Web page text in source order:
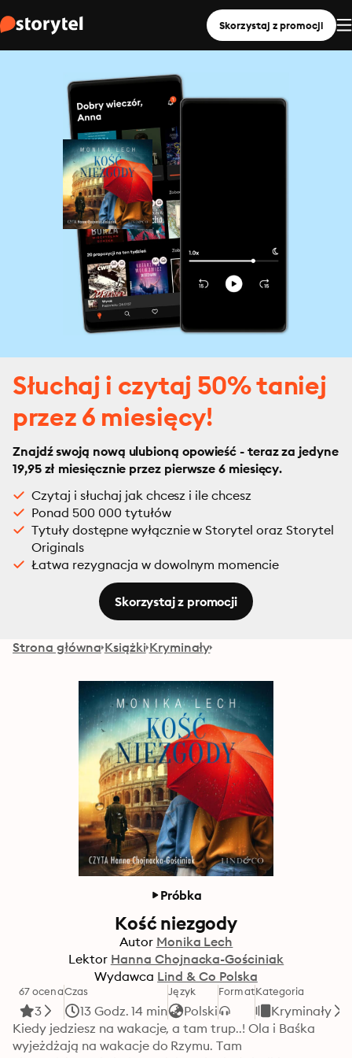
Skorzystaj z promocji
Słuchaj i czytaj 50% taniej
przez 6 miesięcy!
Znajdź swoją nową ulubioną opowieść - teraz za jedyne
19,95 zł miesięcznie przez pierwsze 6 miesięcy.
Czytaj i słuchaj jak chcesz i ile chcesz
Ponad 500 000 tytułów
Tytuły dostępne wyłącznie w Storytel oraz Storytel
Originals
Łatwa rezygnacja w dowolnym momencie
Skorzystaj z promocji
Strona główna Książki Kryminały
Próbka
Kość niezgody
Autor Monika Lech
Lektor Hanna Chojnacka-Gościniak
Wydawca Lind & Co Polska
67 ocena
3
Czas
13 Godz. 14 min
Język
Polski
FormatKategoria
Kryminały
Kiedy jedziesz na wakacje, a tam trup..! Ola i Baśka
wyjeżdżają na wakacje do Rzymu. Tam